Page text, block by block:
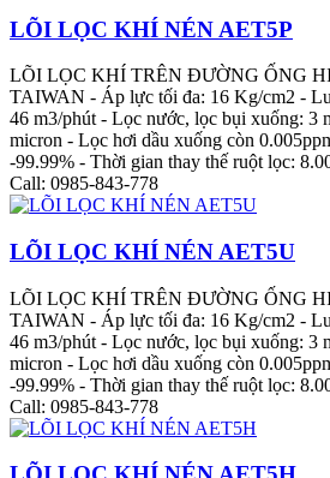
LÕI LỌC KHÍ NÉN AET5P
LÕI LỌC KHÍ TRÊN ĐƯỜNG ỐNG
TAIWAN - Áp lực tối đa: 16 Kg/cm2 -
46 m3/phút - Lọc nước, lọc bụi xuống: 3
micron - Lọc hơi dầu xuống còn
-99.99% - Thời gian thay thế ruột lọc:
Call: 0985-843-778
LÕI LỌC KHÍ NÉN AET5U
LÕI LỌC KHÍ TRÊN ĐƯỜNG ỐNG
TAIWAN - Áp lực tối đa: 16 Kg/cm2 -
46 m3/phút - Lọc nước, lọc bụi xuống: 3
micron - Lọc hơi dầu xuống còn
-99.99% - Thời gian thay thế ruột lọc:
Call: 0985-843-778